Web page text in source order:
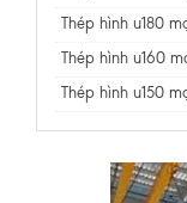
Thép hình u180
Thép hình u160
Thép hình u150